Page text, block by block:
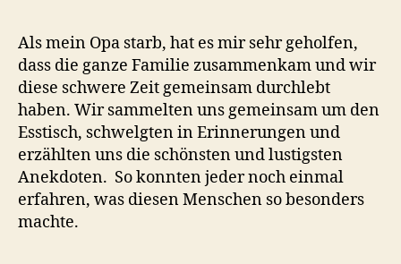
Als mein Opa starb, hat es mir sehr geholfen,
dass die ganze Familie zusammenkam und wir
diese schwere Zeit gemeinsam durchlebt
haben. Wir sammelten uns gemeinsam um den
Esstisch, schwelgten in Erinnerungen und
erzählten uns die schönsten und lustigsten
Anekdoten. So konnten jeder noch einmal
erfahren, was diesen Menschen so besonders
machte.